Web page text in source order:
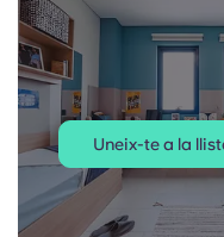
Uneix-te a la